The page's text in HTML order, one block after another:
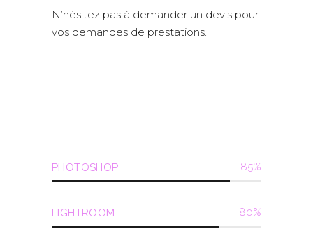
N’hésitez pas à demander un devis pour
vos demandes de prestations.
PHOTOSHOP 85
LIGHTROOM 80